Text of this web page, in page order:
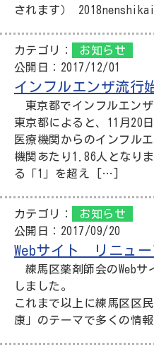
されます）
カテゴリ：
お知らせ
公開日： 2017/12/01
インフルエンザ流行
東京都でインフルエン
東京都によると、11月20
医療機関からのインフル
機関あたり1.86人となり
る「1」を超え […]
カテゴリ：
お知らせ
公開日： 2017/09/20
Webサイト リニュー
練馬区薬剤師会のWeb
しました。
これまで以上に練馬区区
康」のテーマで多くの情